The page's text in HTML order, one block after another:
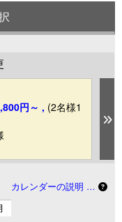
円～ , (2名様1
カレンダーの説明 …